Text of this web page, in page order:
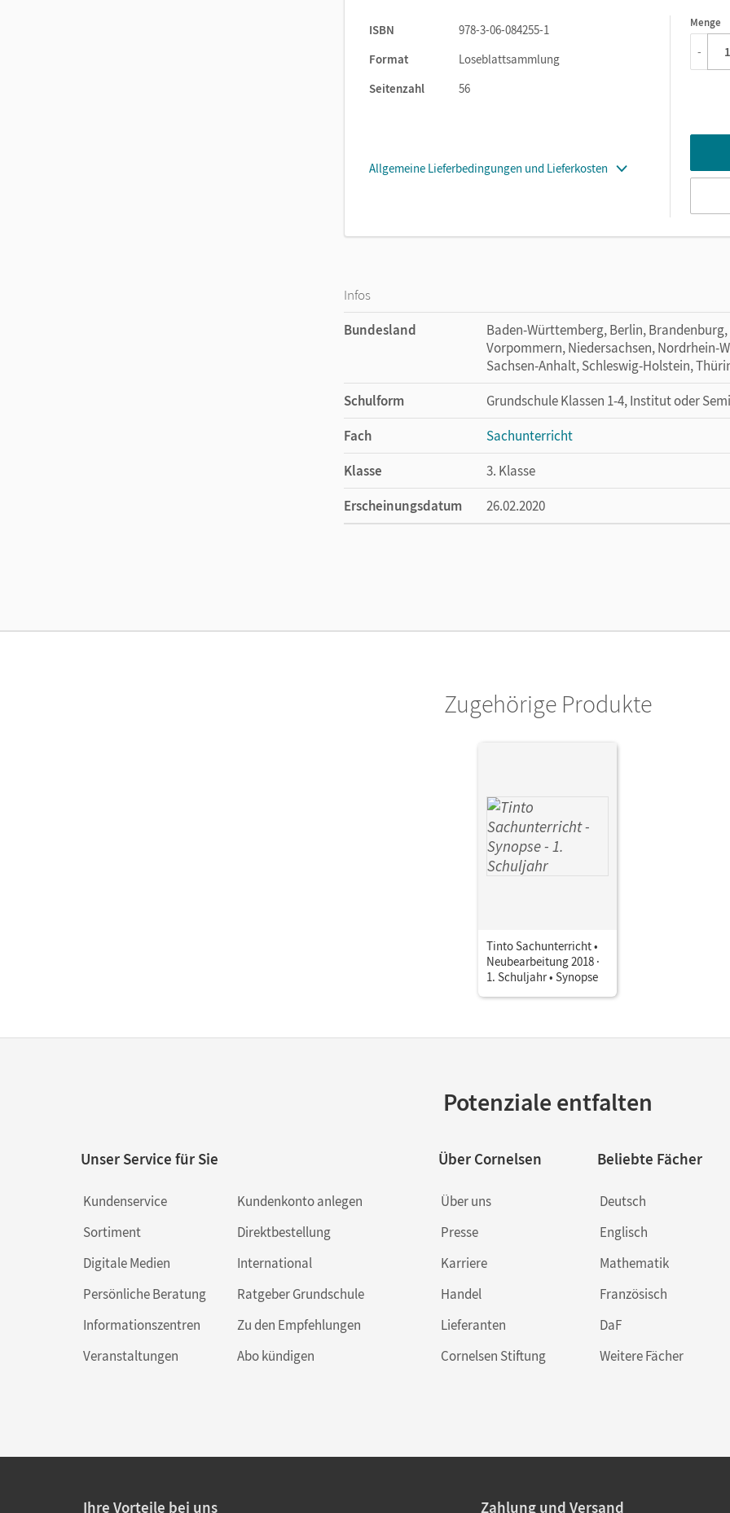
ISBN
978-3-06-084255-1
Format
Loseblattsammlung
Seitenzahl
56
Allgemeine Lieferbedingungen und Lieferkosten
Menge
1
-
Infos
Bundesland
Baden-Württemberg, Berlin,
Vorpommern, Niedersachsen, Nordrhein-
Sachsen-Anhalt, Schleswig-Holstein,
Schulform
Grundschule Klassen 1-4, Institut oder
Fach
Sachunterricht
Klasse
3. Klasse
Erscheinungsdatum
26.02.2020
Zugehörige Produkte
Tinto Sachunterricht •
Neubearbeitung 2018 ·
1. Schuljahr • Synopse
Potenziale entfalten
Unser Service für Sie
Kundenservice
Sortiment
Digitale Medien
Persönliche Beratung
Informationszentren
Veranstaltungen
Kundenkonto anlegen
Direktbestellung
International
Ratgeber Grundschule
Zu den Empfehlungen
Abo kündigen
Über Cornelsen
Über uns
Presse
Karriere
Handel
Lieferanten
Cornelsen Stiftung
Beliebte Fächer
Deutsch
Englisch
Mathematik
Französisch
DaF
Weitere Fächer
Ihre Vorteile bei uns Zahlung und Versand